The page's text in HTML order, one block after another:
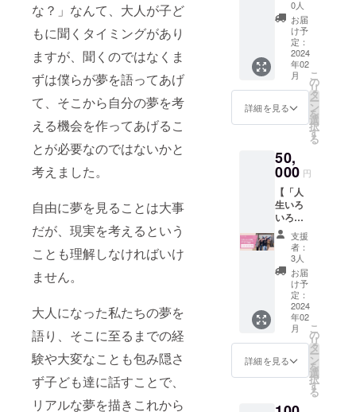
な？」なんて、大人が子ど
もに聞くタイミングがあり
ますが、聞くのではなくま
ずは僕らが夢を語ってあげ
て、そこから自分の夢を考
える機会を作ってあげるこ
とが必要なのではないかと
考えました。
自由に夢を見ることは大事
だが、現実を考えるという
ことも理解しなければいけ
ません。
大人になった私たちの夢を
語り、そこに至るまでの経
験や大変なことも包み隠さ
ず子ども達に話すことで、
リアルな夢を描きこれから
本を小
学校の
図書室
へ寄贈
させて
いただ
きま
るメー
ルをさ
せてい
ただき
ます。
※生徒数
以上の
入費用
がクラ
ディン
グで集
まった
場合
は、子
供達に
読んで
欲しい
本を小
学校の
図書室
へ寄贈
させて
いただ
きま
贈した
いかお
選びい
ただけ
ますの
で、備
考欄に
書籍の
タイト
記入く
ださ
い。 ※
書籍を
お届け
したこ
との証
明とな
るメー
ルをさ
せてい
ただき
ます。
※生徒数
以上の
入費用
がクラ
お届け
しま
す。 ※
寄贈で
きる書
①「メ
タ思
考」著
ェル
ビーイ
ングの
魔法」
著者：
前野 隆
司,中島
晴美,山
田 将由,
岸名 祐
治 ※ど
ちらの
本を寄
贈した
いかお
選びい
ただけ
ナーの
音声】
「人生
いろい
ろ企
画」立
ち上げ
セミ
ナーの
音声を
しま
す。 ・
内容：
人生い
ろいろ
企画
2024の
講演
・収録
時間：
約60分
・提供
方法：
音声
データ
（mp3
） を
0人
お届
け予
定：
2024
年02
月
詳細を見る
こ
の
リ
タ
ー
ン
を
選
択
す
る
50,
000 円
【「人
生いろ
いろ企
画」立
ち上げ
セミ
ナーの
アーカ
イブ動
画】
「人生
いろい
ろ企
画」立
ち上げ
セミ
アーカ
支援
者：
3人
お届
け予
定：
2024
年02
月
詳細を見る
こ
の
リ
タ
ー
ン
を
選
択
す
る